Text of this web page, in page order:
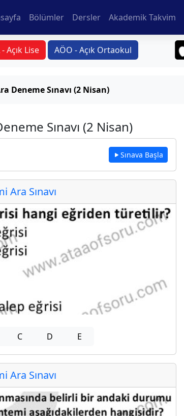
Bölümler Dersler Akademik Takvim
Açık Lise AÖO - Açık Ortaokul
Deneme Sınavı (2 Nisan)
Sınavı (2 Nisan)
Sınava Başla
Ara Sınavı
C D E
Ara Sınavı